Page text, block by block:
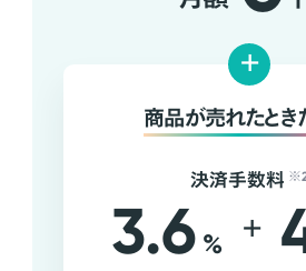
+
商品が売れたとき
決済手数料
3.6 % +